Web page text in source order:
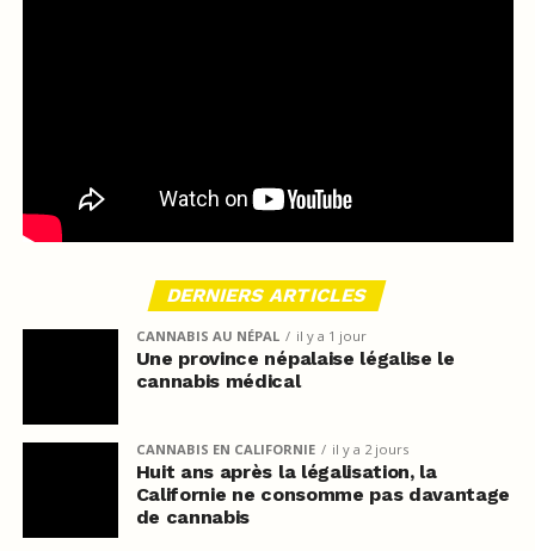
DERNIERS ARTICLES
CANNABIS AU NÉPAL il y a 1 jour
Une province népalaise légalise le
cannabis médical
CANNABIS EN CALIFORNIE il y a 2 jours
Huit ans après la légalisation, la
Californie ne consomme pas davantage
de cannabis